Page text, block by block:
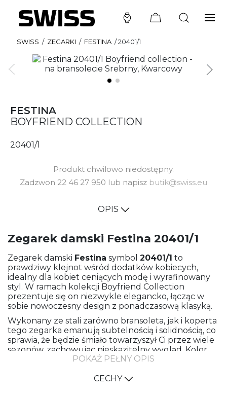
SWISS / ZEGARKI / FESTINA /20401/1
FESTINA
BOYFRIEND COLLECTION
20401/1
Produkt chwilowo niedostępny.
Zadzwon 22 46 27 950 lub napisz butik@swiss.eu
OPIS
Zegarek damski Festina 20401/1
Zegarek damski Festina symbol 20401/1 to
prawdziwy klejnot wśród dodatków kobiecych,
idealny dla kobiet ceniących modę i wyrafinowany
styl. W ramach kolekcji Boyfriend Collection
prezentuje się on niezwykle elegancko, łącząc w
sobie nowoczesny design z ponadczasową klasyką.
Wykonany ze stali zarówno bransoleta, jak i koperta
tego zegarka emanują subtelnością i solidnością, co
sprawia, że będzie śmiało towarzyszył Ci przez wiele
sezonów, zachowując nieskazitelny wygląd. Kolor
srebrny dominuje zarówno w bransolecie, jak i
doskonale pasuje do każdej stylizacji.
POKAŻ PEŁNY OPIS
CECHY